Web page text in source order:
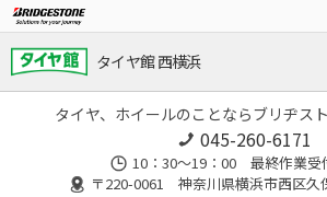
タイヤ館 西横浜
タイヤ、ホイールのことならブリヂス
045-260-6171
10：30～19：00 最終作業受
〒220-0061 神奈川県横浜市西区久